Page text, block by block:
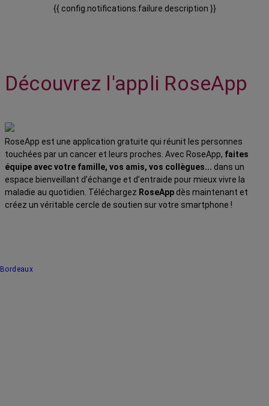
{{ config.notifications.failure.description }}
Découvrez l'appli RoseApp
RoseApp est une application gratuite qui réunit les personnes
touchées par un cancer et leurs proches. Avec RoseApp, faites
équipe avec votre famille, vos amis, vos collègues... dans un
espace bienveillant d’échange et d’entraide pour mieux vivre la
maladie au quotidien. Téléchargez RoseApp dès maintenant et
créez un véritable cercle de soutien sur votre smartphone !
Bordeaux